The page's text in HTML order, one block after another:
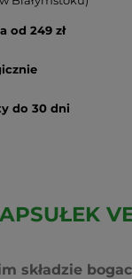
od 249 zł
do 30 dni
składzie